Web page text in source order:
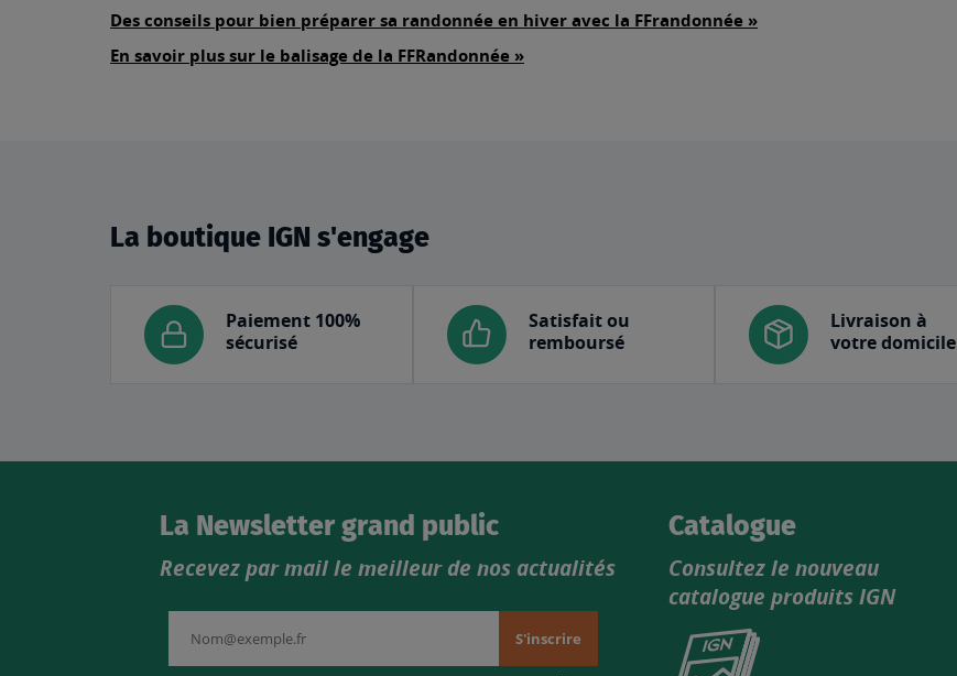
Des conseils pour bien préparer sa randonnée en hiver avec la FFrandonnée »
En savoir plus sur le balisage de la FFRandonnée »
La boutique IGN s'engage
Paiement 100%
sécurisé
Satisfait ou
remboursé
Livraison à
votre domicile
La Newsletter grand public
Recevez par mail le meilleur de nos actualités
Catalogue
Consultez le nouveau
catalogue produits IGN
Consultez